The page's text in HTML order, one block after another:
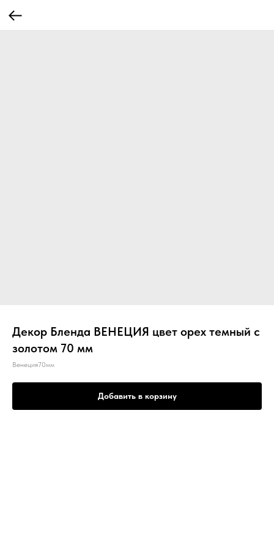
Декор Бленда ВЕНЕЦИЯ цвет орех темный с
золотом 70 мм
Венеция70мм
Добавить в корзину